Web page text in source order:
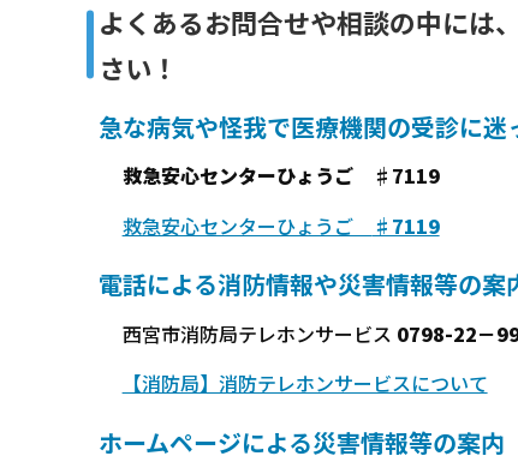
よくあるお問合せや相談の中には
さい！
急な病気や怪我で医療機関の受診に
救急安心センターひょうご ♯7119
救急安心センターひょうご
♯7119
電話による消防情報や災害情報等の案
西宮市消防局テレホンサービス 0798-22－
【消防局】消防テレホンサービスについて
ホームページによる災害情報等の案内